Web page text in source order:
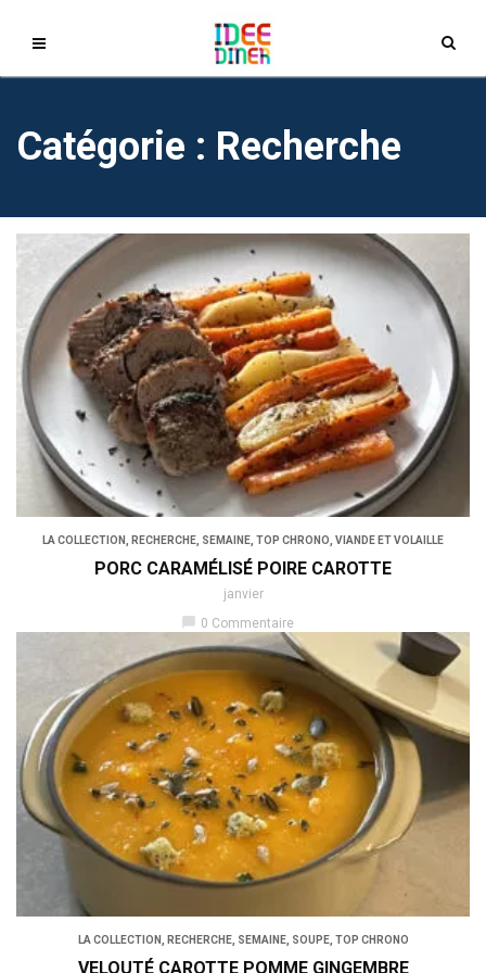
Catégorie : Recherche
LA COLLECTION, RECHERCHE, SEMAINE, TOP CHRONO, VIANDE ET VOLAILLE
PORC CARAMÉLISÉ POIRE CAROTTE
janvier
chat_bubble 0 Commentaire
LA COLLECTION RECHERCHE, SEMAINE, SOUPE, TOP CHRONO
VELOUTÉ CAROTTE POMME GINGEMBRE